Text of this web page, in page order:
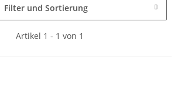
Filter und Sortierung
Artikel 1 - 1 von 1